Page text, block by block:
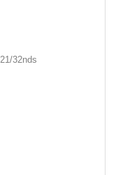
21/32nds